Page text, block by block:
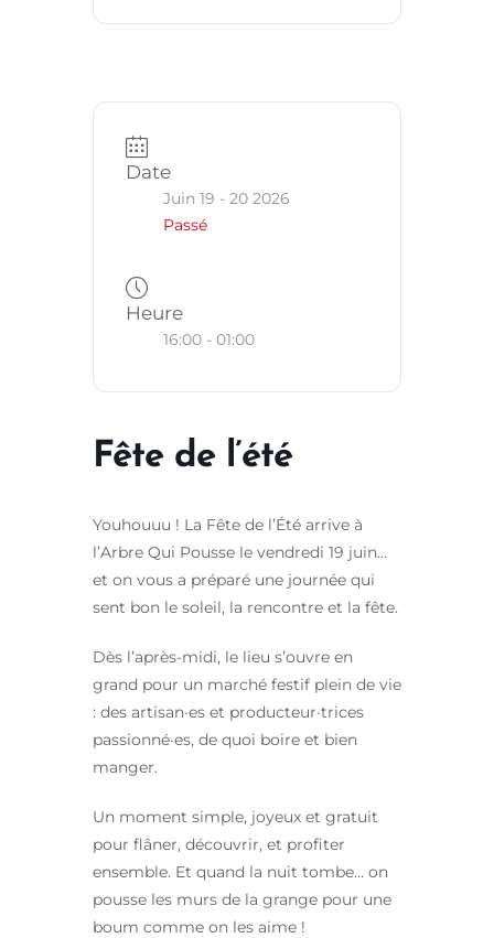
Date
Juin 19 - 20 2026
Passé
Heure
16:00 - 01:00
Fête de l’été
Youhouuu ! La Fête de l’Été arrive à
l’Arbre Qui Pousse le vendredi 19 juin…
et on vous a préparé une journée qui
sent bon le soleil, la rencontre et la fête.
Dès l’après-midi, le lieu s’ouvre en
grand pour un marché festif plein de vie
: des artisan·es et producteur·trices
passionné·es, de quoi boire et bien
manger.
Un moment simple, joyeux et gratuit
pour flâner, découvrir, et profiter
ensemble. Et quand la nuit tombe… on
pousse les murs de la grange pour une
boum comme on les aime !